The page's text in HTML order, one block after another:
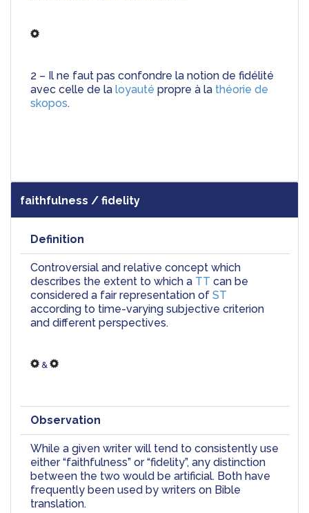
2 – Il ne faut pas confondre la notion de fidélité
avec celle de la loyauté propre à la théorie de
skopos.
faithfulness / fidelity
Definition
Controversial and relative concept which
describes the extent to which a TT can be
considered a fair representation of ST
according to time-varying subjective criterion
and different perspectives.
&
Observation
While a given writer will tend to consistently use
either “faithfulness” or “fidelity”, any distinction
between the two would be artificial. Both have
frequently been used by writers on Bible
translation.